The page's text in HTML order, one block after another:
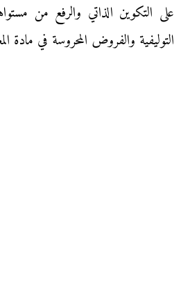
على التكوين الذاتي والرفع من
التوليفية والفروض المحروسة في مادة